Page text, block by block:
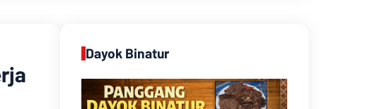
Dayok Binatur